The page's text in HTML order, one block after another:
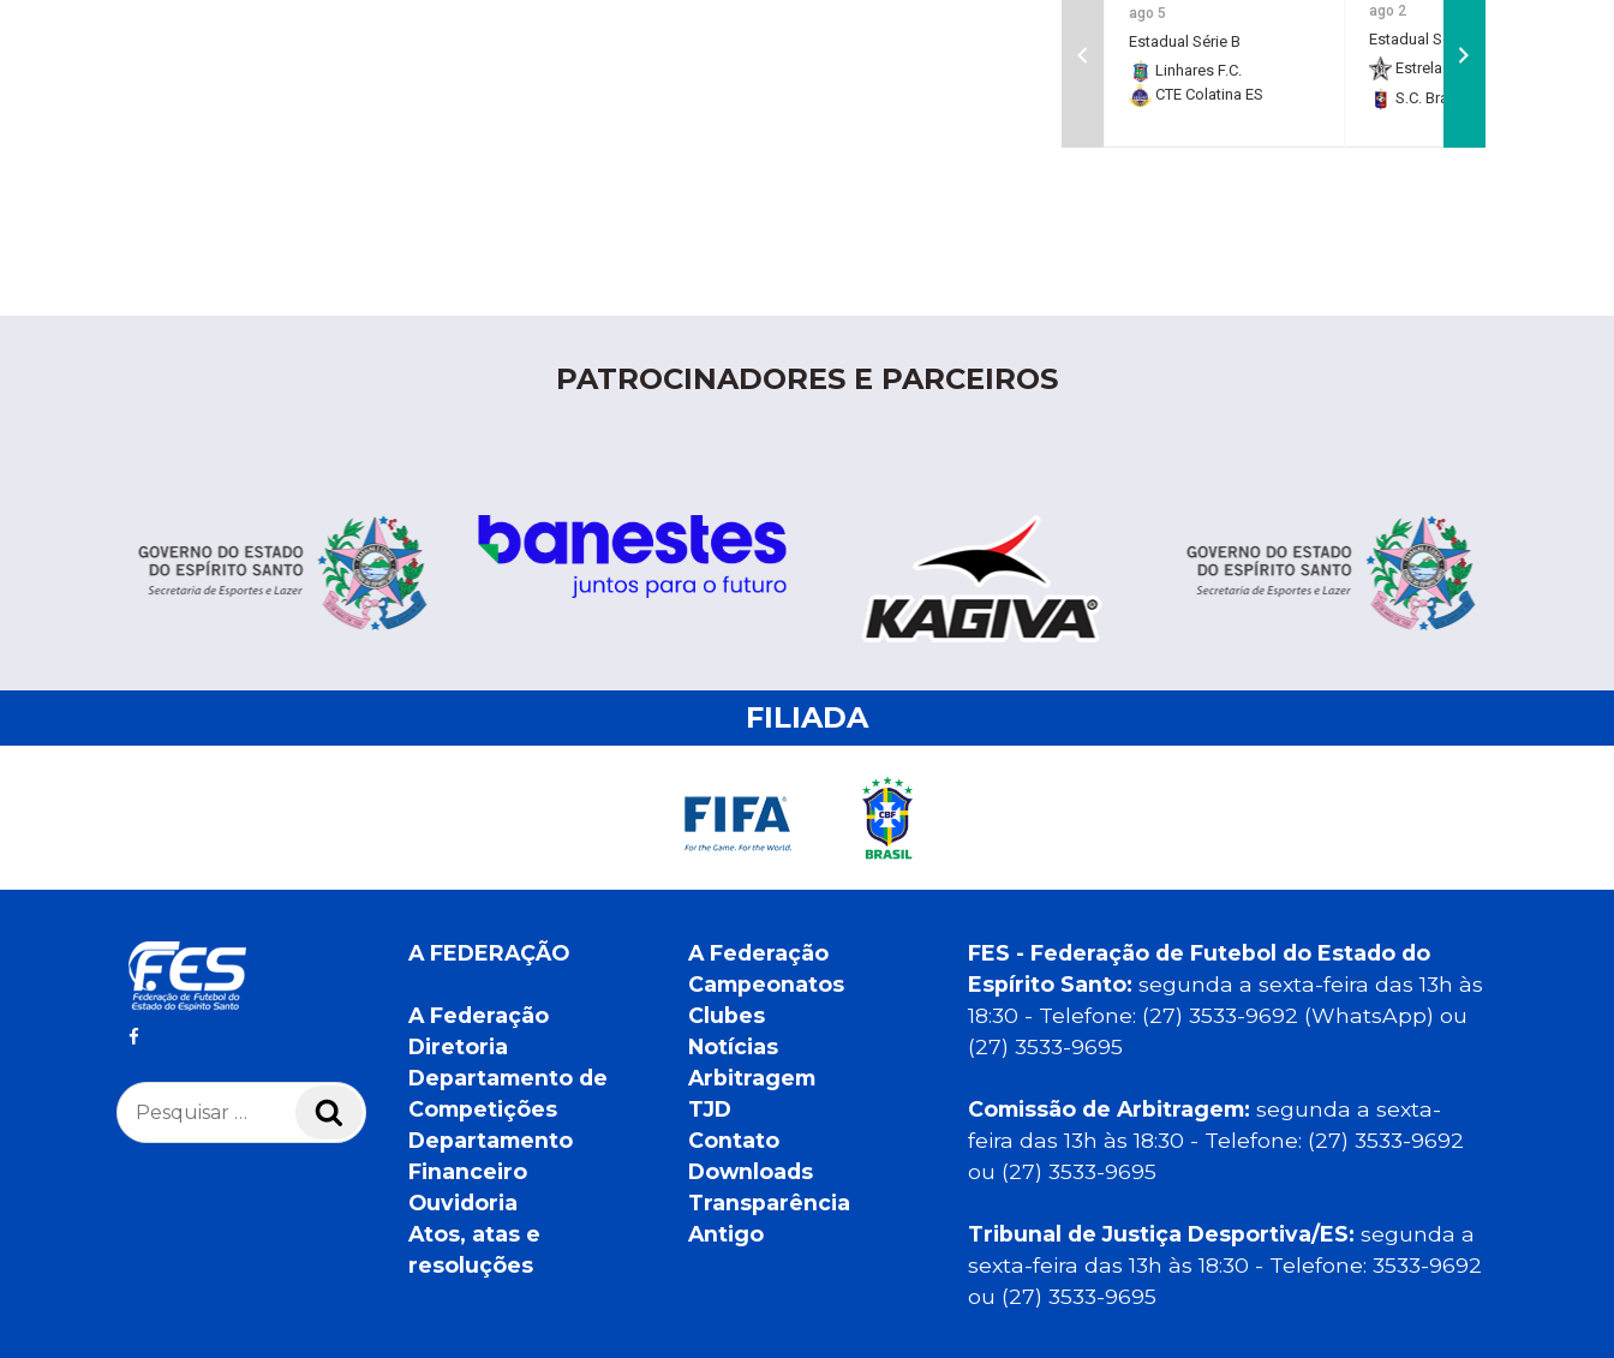
ago 5
Estadual Série B
Linhares F.C.
CTE Colatina ES
ago 2
Estadual Série B
Estrela do Norte F.C.
S.C. Brasil Capixaba
PATROCINADORES E PARCEIROS
FILIADA
Pesquisar
por:
Pesquisar
A FEDERAÇÃO
A Federação
Diretoria
Departamento de
Competições
Departamento
Financeiro
Ouvidoria
Atos, atas e
resoluções
A Federação
Campeonatos
Clubes
Notícias
Arbitragem
TJD
Contato
Downloads
Transparência
Antigo
FES - Federação de Futebol do Estado do
Espírito Santo: segunda a sexta-feira das 13h às
18:30 - Telefone: (27) 3533-9692 (WhatsApp) ou
(27) 3533-9695
Comissão de Arbitragem: segunda a sexta-
feira das 13h às 18:30 - Telefone: (27) 3533-9692
ou (27) 3533-9695
Tribunal de Justiça Desportiva/ES: segunda a
sexta-feira das 13h às 18:30 - Telefone: 3533-9692
ou (27) 3533-9695